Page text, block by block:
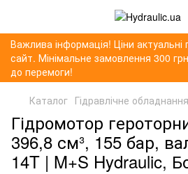
Важлива інформація! Ціни актуальні
сайт. Мінімальне замовлення 300
до перемоги!
Каталог Гідравлічне обладнання
Гідромотор
396,8 см³, 155 бар,
14T | M+S Hydraulic,